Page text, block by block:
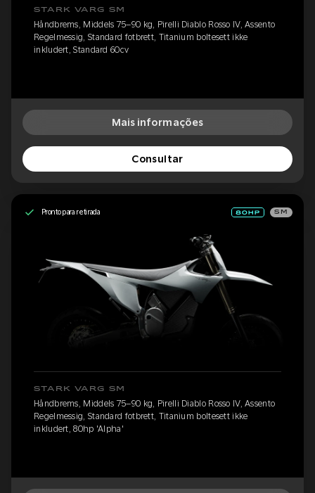
STARK VARG SM
Håndbrems, Middels 75–90 kg, Pirelli Diablo Rosso IV, Assento
Regelmessig, Standard fotbrett, Titanium boltesett ikke
inkludert, Standard 60cv
Mais informações
Consultar
Pronto para retirada SM
STARK VARG SM
Håndbrems, Middels 75–90 kg, Pirelli Diablo Rosso IV, Assento
Regelmessig, Standard fotbrett, Titanium boltesett ikke
inkludert, 80hp 'Alpha'